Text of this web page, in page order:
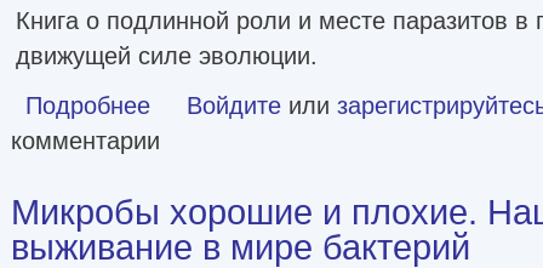
Книга о подлинной роли и месте паразитов в
движущей силе эволюции.
Подробнее о Паразит – царь природы [Тайный мир самых опасных
Войдите или
комментарии
Микробы хорошие и плохие.
выживание в мире бактерий